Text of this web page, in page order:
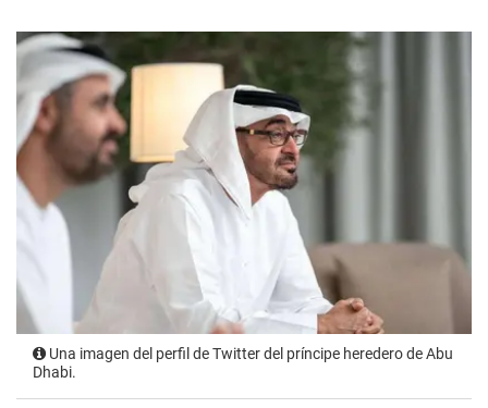
Una imagen del perfil de Twitter del príncipe heredero de Abu
Dhabi.